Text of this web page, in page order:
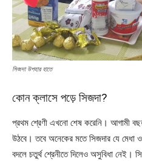
সিজদা উপহার হাতে
কোন ক্লাসে পড়ে সিজদা?
প্রথম শ্রেণী এখনো শেষ করেনি। আগামী
উঠবে। তবে অনেকের মতে সিজদার যে মেধা ও
বদলে চতুর্থ শ্রেনীতে দিলেও অসুবিধা নেই।